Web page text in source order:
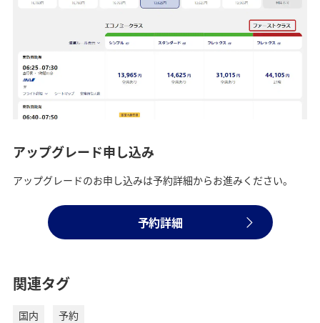
アップグレード申し込み
アップグレードのお申し込みは予約詳細からお進みください。
予約詳細
関連タグ
国内
予約